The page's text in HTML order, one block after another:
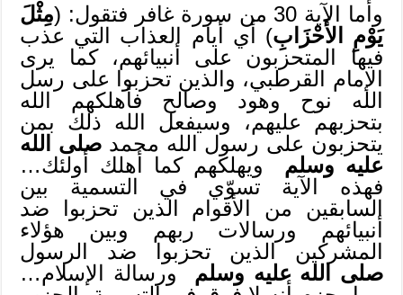
وأما الآية 30 من سورة غافر فتقول: (
مِثْلَ
يَوْمِ الأَحْزَابِ) أي أيام العذاب التي عذب
فيها المتحزبون على أنبيائهم، كما يرى
الإمام القرطبي، والذين تحزبوا على رسل
الله نوح وهود وصالح فأهلكهم الله
بتحزبهم عليهم، وسيفعل الله ذلك بمن
يتحزبون على رسول الله محمد صلى الله
عليه وسلم
ويهلكهم كما أهلك أولئك…
فهذه الآية تسوّي في التسمية بين
السابقين من الأقوام الذين تحزبوا ضد
أنبيائهم ورسالات ربهم وبين هؤلاء
المشركين الذين تحزبوا ضد الرسول
صلى الله عليه وسلم ورسالة الإسلام…